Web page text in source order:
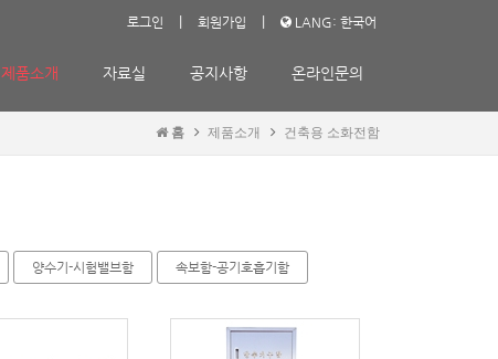
로그인 회원가입 LANG: 한국어
제품소개 자료실 공지사항 온라인문의
홈 제품소개 건축용 소화전함
양수기-시험밸브함 속보함-공기호흡기함